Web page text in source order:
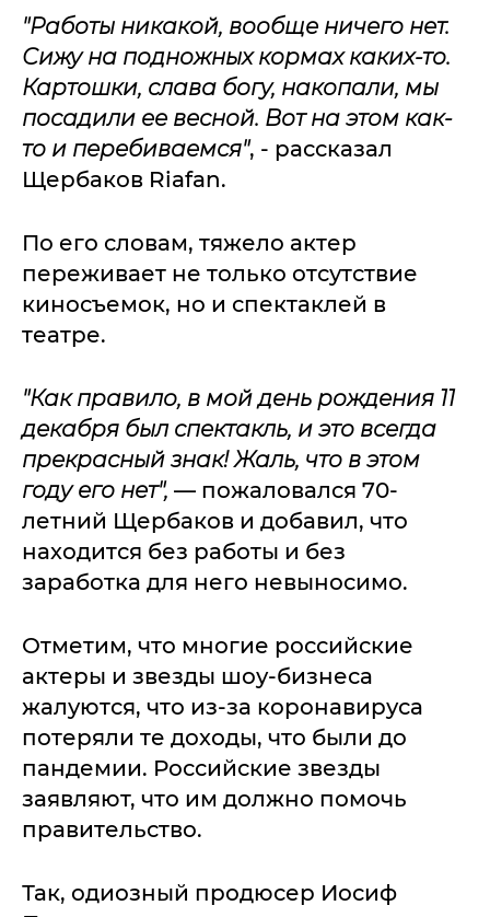
"Работы никакой, вообще ничего нет.
Сижу на подножных кормах каких-то.
Картошки, слава богу, накопали, мы
посадили ее весной. Вот на этом как-
то и перебиваемся", - рассказал
Щербаков Riafan.
По его словам, тяжело актер
переживает не только отсутствие
киносъемок, но и спектаклей в
театре.
"Как правило, в мой день рождения 11
декабря был спектакль, и это всегда
прекрасный знак! Жаль, что в этом
году его нет", — пожаловался 70-
летний Щербаков и добавил, что
находится без работы и без
заработка для него невыносимо.
Отметим, что многие российские
актеры и звезды шоу-бизнеса
жалуются, что из-за коронавируса
потеряли те доходы, что были до
пандемии. Российские звезды
заявляют, что им должно помочь
правительство.
Так, одиозный продюсер Иосиф